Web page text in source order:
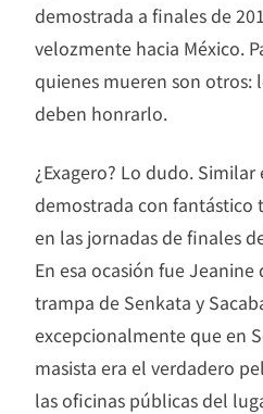
demostrada a finales de
velozmente hacia México.
quienes mueren son otros:
deben honrarlo.
¿Exagero? Lo dudo.
demostrada con fantástico
en las jornadas de finales
En esa ocasión fue
trampa de Senkata y
excepcionalmente que en
masista era el verdadero
las oficinas públicas del